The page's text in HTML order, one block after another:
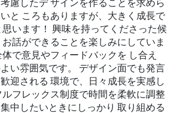
と ころもありますが、大きく成長で
思います！ 興味を持ってくださった候
話ができることを楽しみにしていま
で意見やフィードバックを し合え
い雰囲気です。 デザイン面でも発言
迎される 環境で、日々成長を実感し
ルフレックス制度で時間を柔軟に調整
中したいときにしっかり 取り組める